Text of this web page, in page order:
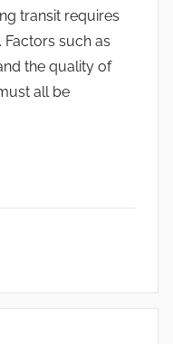
transit requires
such as
the quality of
all be